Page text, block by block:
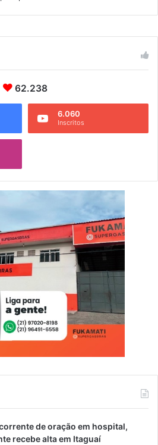
62.238
6.060
Inscritos
de oração em hospital,
recebe alta em Itaguaí